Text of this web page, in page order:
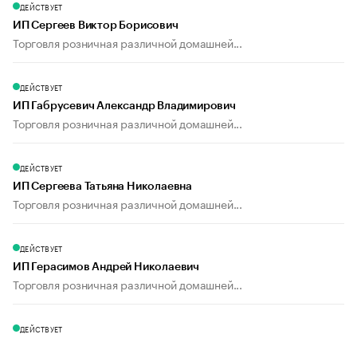
ДЕЙСТВУЕТ
ИП Сергеев Виктор Борисович
Торговля розничная различной домашней...
ДЕЙСТВУЕТ
ИП Габрусевич Александр Владимирович
Торговля розничная различной домашней...
ДЕЙСТВУЕТ
ИП Сергеева Татьяна Николаевна
Торговля розничная различной домашней...
ДЕЙСТВУЕТ
ИП Герасимов Андрей Николаевич
Торговля розничная различной домашней...
ДЕЙСТВУЕТ